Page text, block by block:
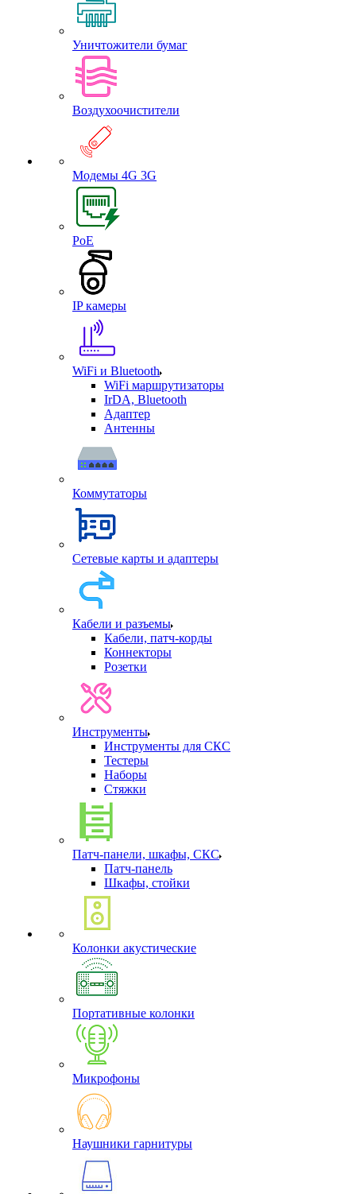
Уничтожители бумаг
Воздухоочистители
Модемы 4G 3G
PoE
IP камеры
WiFi и Bluetooth
WiFi маршрутизаторы
IrDA, Bluetooth
Адаптер
Антенны
Коммутаторы
Сетевые карты и адаптеры
Кабели и разъемы
Кабели, патч-корды
Коннекторы
Розетки
Инструменты
Инструменты для СКС
Тестеры
Наборы
Стяжки
Патч-панели, шкафы, СКС
Патч-панель
Шкафы, стойки
Колонки акустические
Портативные колонки
Микрофоны
Наушники гарнитуры